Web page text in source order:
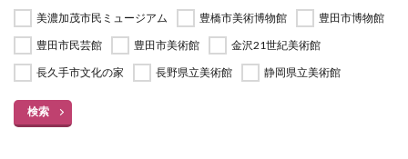
美濃加茂市民ミュージアム
豊橋市美術博物館
豊田市博物館
豊田市民芸館
豊田市美術館
金沢21世紀美術館
長久手市文化の家
長野県立美術館 静岡県立美術館
検索